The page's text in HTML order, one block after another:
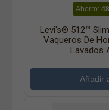
Ahorro:
Levi's® 512™
Vaqueros De
Lavados